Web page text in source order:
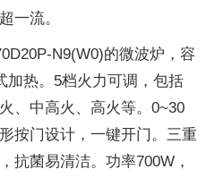
一流。
N9(W0)的微波炉，容
加热。5档火力可调，包括
、中高火、高火等。0~30
按门设计，一键开门。三重
抗菌易清洁。功率700W，